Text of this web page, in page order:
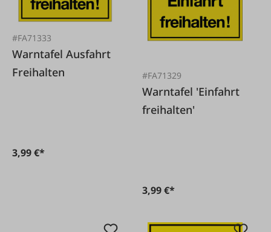
#FA71333
Warntafel Ausfahrt
Freihalten
3,99 €*
#FA71329
Warntafel 'Einfahrt
freihalten'
3,99 €*